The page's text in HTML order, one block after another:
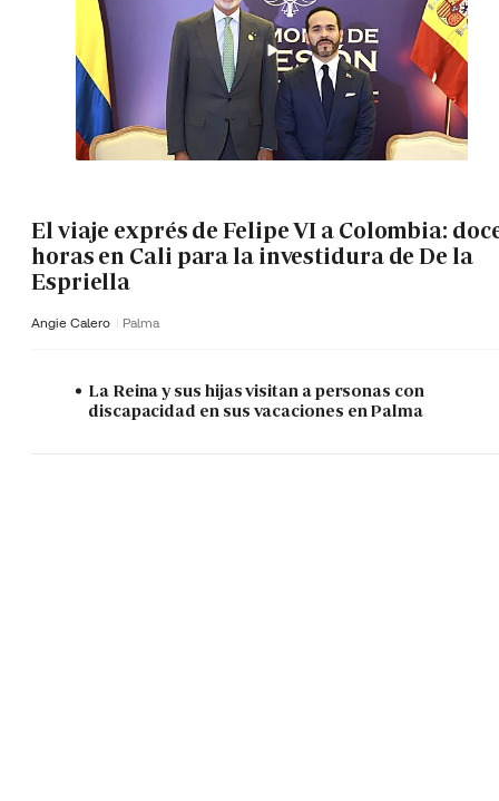
El viaje exprés de Felipe VI a Colombia:
horas en Cali para la investidura de De la
Espriella
Angie Calero Palma
La Reina y sus hijas visitan a personas con
discapacidad en sus vacaciones en Palma